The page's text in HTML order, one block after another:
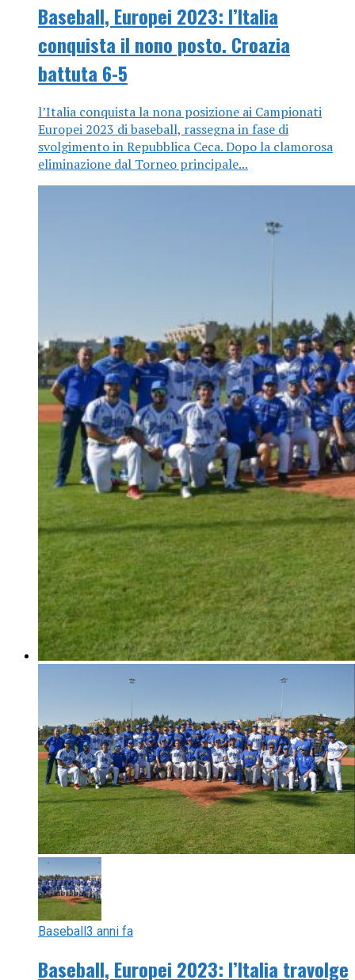
Baseball, Europei 2023: l’Italia
conquista il nono posto. Croazia
battuta 6-5
l’Italia conquista la nona posizione ai Campionati
Europei 2023 di baseball, rassegna in fase di
svolgimento in Repubblica Ceca. Dopo la clamorosa
eliminazione dal Torneo principale...
Baseball3 anni fa
Baseball, Europei 2023: l’Italia travolge